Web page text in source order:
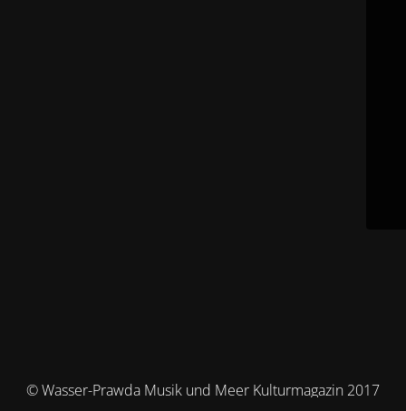
© Wasser-Prawda Musik und Meer Kulturmagazin 2017